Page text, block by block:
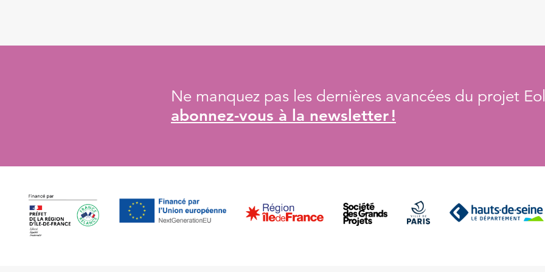
Ne manquez pas les dernières avancées du projet
abonnez-vous à la newsletter !